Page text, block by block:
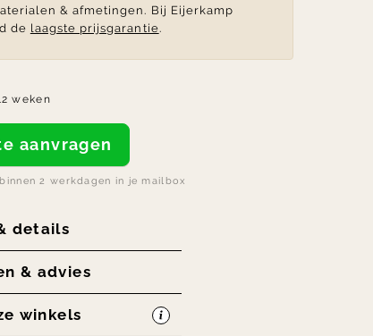
& afmetingen. Bij Eijerkamp
de laagste prijsgarantie.
weken
aanvragen
2 werkdagen in je mailbox
details
& advies
winkels